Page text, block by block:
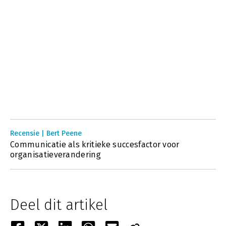
Recensie | Bert Peene
Communicatie als kritieke succesfactor voor
organisatieverandering
Deel dit artikel